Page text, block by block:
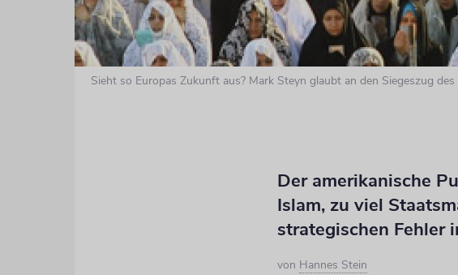
Sieht so Europas Zukunft aus? Mark Steyn glaubt an den Siegeszug des
Der amerikanische
Islam, zu viel
strategischen Fehler
von Hannes Stein